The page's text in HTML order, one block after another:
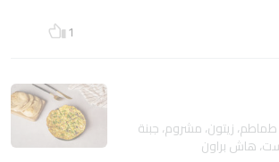
1
زيتون، مشروم، جبنة
هاش براون